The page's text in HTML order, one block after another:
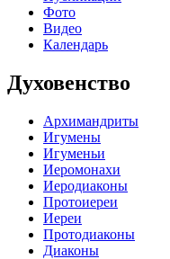
Фото
Видео
Календарь
Духовенство
Архимандриты
Игумены
Игуменьи
Иеромонахи
Иеродиаконы
Протоиереи
Иереи
Протодиаконы
Диаконы